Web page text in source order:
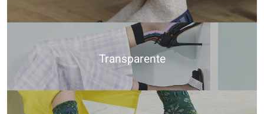
Transparente